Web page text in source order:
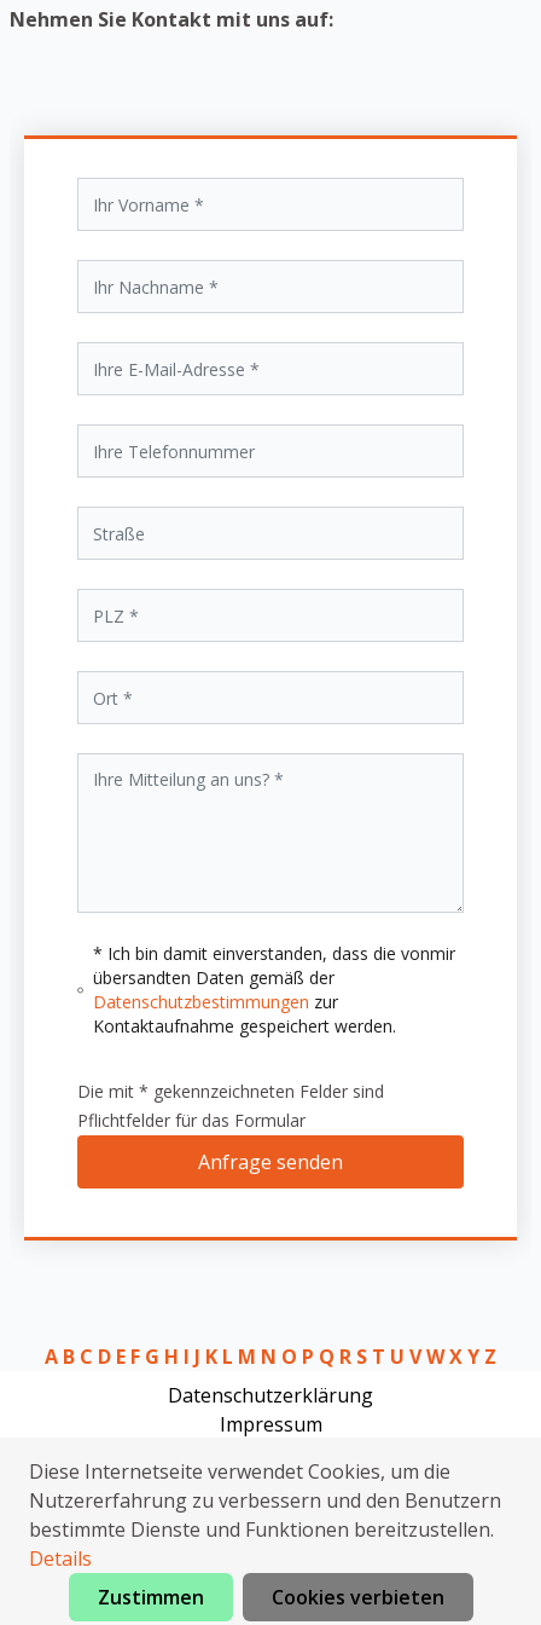
Nehmen Sie Kontakt mit uns auf:
* Ich bin damit einverstanden, dass die vonmir
übersandten Daten gemäß der
Datenschutzbestimmungen zur
Kontaktaufnahme gespeichert werden.
Die mit * gekennzeichneten Felder sind
Pflichtfelder für das Formular
Anfrage senden
A B C D E F G H I J K L M N O P Q R S T U VWXY Z
Datenschutzerklärung
Impressum
Elektriker Clausthal-Zellerfeld
Kammerjäger Clausthal-Zellerfeld
Sat Installation Clausthal-Zellerfeld
Jetzt anrufen
Diese Internetseite verwendet Cookies, um die
Nutzererfahrung zu verbessern und den Benutzern
bestimmte Dienste und Funktionen bereitzustellen.
Details
Zustimmen
Cookies verbieten